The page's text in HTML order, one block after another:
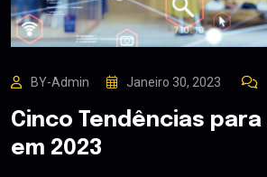
BY-Admin Janeiro 30, 2023
Cinco Tendências
em 2023